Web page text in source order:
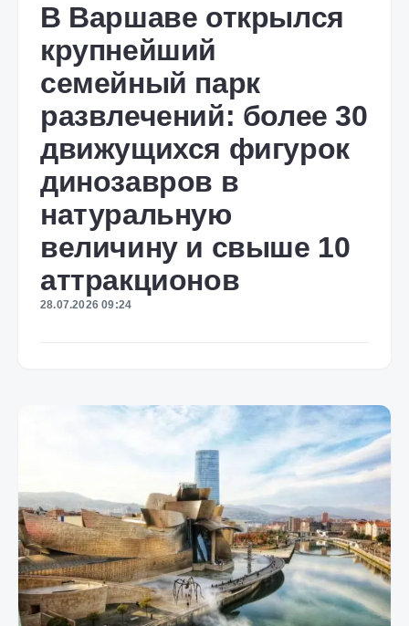
В Варшаве открылся
крупнейший
семейный парк
развлечений: более 30
движущихся фигурок
динозавров в
натуральную
величину и свыше 10
аттракционов
28.07.2026 09:24